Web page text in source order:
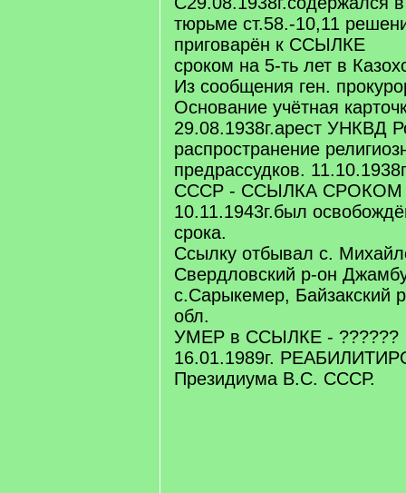
тюрьме ст.58.-10,11
приговарён к ССЫЛКЕ
сроком на 5-ть лет в
Из сообщения ген.
Основание учётная
29.08.1938г.арест УНКВД
распространение
предрассудков.
СССР - ССЫЛКА СРОКОМ
10.11.1943г.был
срока.
Ссылку отбывал с.
Свердловский р-он
с.Сарыкемер, Байзакский
обл.
УМЕР в ССЫЛКЕ - ??????
16.01.1989г.
Президиума В.С. СССР.